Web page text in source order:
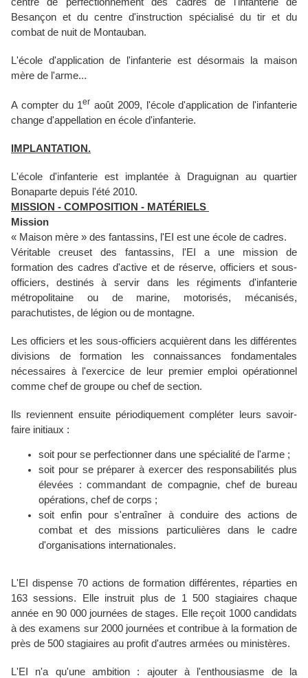
Besançon et du centre d'instruction spécialisé du tir et du
combat de nuit de Montauban.
L'école d'application de l'infanterie est désormais la maison
mère de l'arme...
A compter du 1er août 2009, l'école d'application de l'infanterie
change d'appellation en école d'infanterie.
IMPLANTATION.
L'école d'infanterie est implantée à Draguignan au quartier
Bonaparte depuis l'été 2010.
MISSION - COMPOSITION - MATÉRIELS
Mission
« Maison mère » des fantassins, l'EI est une école de cadres.
Véritable creuset des fantassins, l'EI a une mission de
formation des cadres d'active et de réserve, officiers et sous-
officiers, destinés à servir dans les régiments d'infanterie
métropolitaine ou de marine, motorisés, mécanisés,
parachutistes, de légion ou de montagne.
Les officiers et les sous-officiers acquièrent dans les différentes
divisions de formation les connaissances fondamentales
nécessaires à l'exercice de leur premier emploi opérationnel
comme chef de groupe ou chef de section.
Ils reviennent ensuite périodiquement compléter leurs savoir-
faire initiaux :
soit pour se perfectionner dans une spécialité de l'arme ;
soit pour se préparer à exercer des responsabilités plus
élevées : commandant de compagnie, chef de bureau
opérations, chef de corps ;
soit enfin pour s'entraîner à conduire des actions de
combat et des missions particulières dans le cadre
d'organisations internationales.
L'EI dispense 70 actions de formation différentes, réparties en
163 sessions. Elle instruit plus de 1 500 stagiaires chaque
année en 90 000 journées de stages. Elle reçoit 1000 candidats
à des examens sur 2000 journées et contribue à la formation de
près de 500 stagiaires au profit d'autres armées ou ministères.
L'EI n'a qu'une ambition : ajouter à l'enthousiasme de la